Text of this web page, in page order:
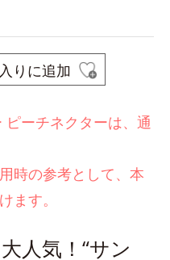
りに追加
ーチネクターは、通
時の参考として、本
ます。
人気！“サン